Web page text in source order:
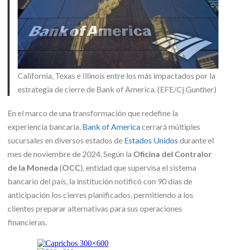
California, Texas e Illinois entre los más impactados por la
estrategia de cierre de Bank of America. (EFE/Cj Gunther)
En el marco de una transformación que redefine la
experiencia bancaria, Bank of Americacerrará múltiples
sucursales en diversos estados de Estados Unidos durante el
mes de noviembre de 2024. Según la Oficina del Contralor
de la Moneda (OCC), entidad que supervisa el sistema
bancario del país, la institución notificó con 90 días de
anticipación los cierres planificados, permitiendo a los
clientes preparar alternativas para sus operaciones
financieras.